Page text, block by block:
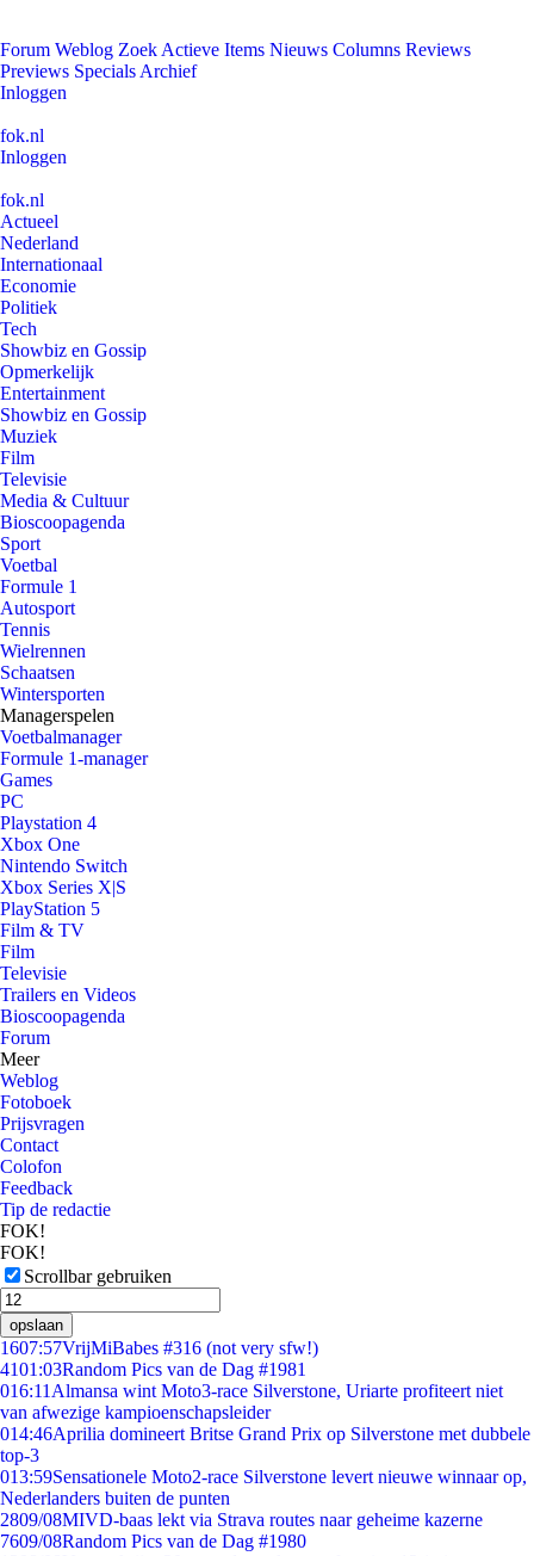
Forum Weblog Zoek Actieve Items Nieuws Columns Reviews
Previews Specials Archief
Inloggen
fok.nl
Inloggen
fok.nl
Actueel
Nederland
Internationaal
Economie
Politiek
Tech
Showbiz en Gossip
Opmerkelijk
Entertainment
Showbiz en Gossip
Muziek
Film
Televisie
Media & Cultuur
Bioscoopagenda
Sport
Voetbal
Formule 1
Autosport
Tennis
Wielrennen
Schaatsen
Wintersporten
Managerspelen
Voetbalmanager
Formule 1-manager
Games
PC
Playstation 4
Xbox One
Nintendo Switch
Xbox Series X|S
PlayStation 5
Film & TV
Film
Televisie
Trailers en Videos
Bioscoopagenda
Forum
Meer
Weblog
Fotoboek
Prijsvragen
Contact
Colofon
Feedback
Tip de redactie
FOK!
FOK!
Scrollbar gebruiken
opslaan
1607:57VrijMiBabes #316 (not very sfw!)
4101:03Random Pics van de Dag #1981
016:11 Almansa wint Moto3-race Silverstone, Uriarte profiteert niet
van afwezige kampioenschapsleider
014:46Aprilia domineert Britse Grand Prix op Silverstone met dubbele
top-3
013:59Sensationele Moto2-race Silverstone levert nieuwe winnaar op,
Nederlanders buiten de punten
2809/08MIVD-baas lekt via Strava routes naar geheime kazerne
7609/08Random Pics van de Dag #1980